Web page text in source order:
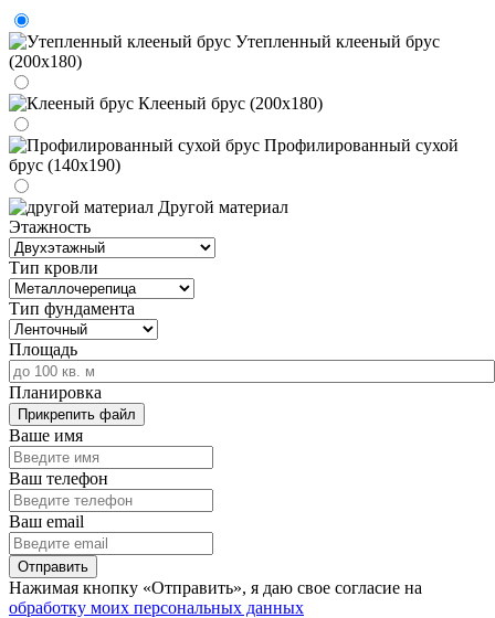
Утепленный клееный брус
(200х180)
Клееный брус (200х180)
Профилированный сухой
брус (140х190)
Другой материал
Этажность
Тип кровли
Тип фундамента
Площадь
Планировка
Прикрепить файл
Ваше имя
Ваш телефон
Ваш email
Нажимая кнопку «Отправить», я даю свое согласие на
обработку моих персональных данных